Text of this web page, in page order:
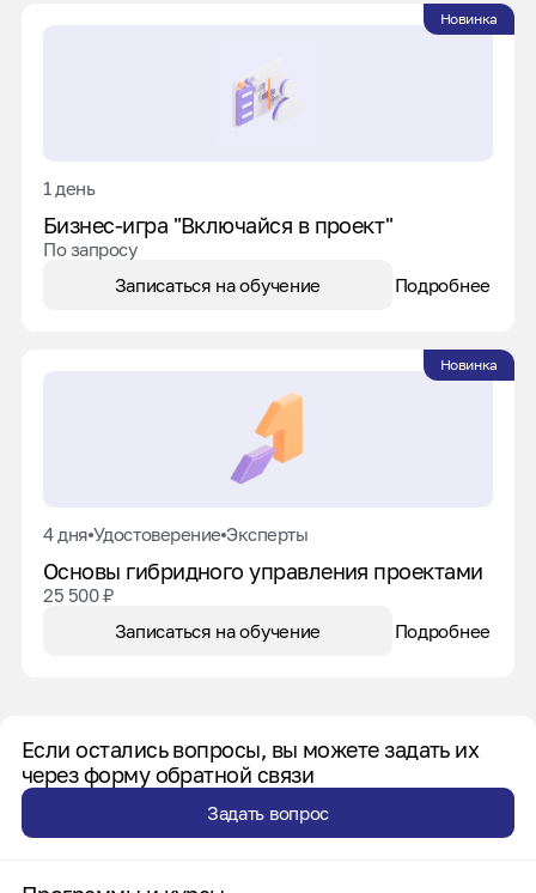
Новинка
1 день
Бизнес-игра "Включайся в проект"
По запросу
Записаться на обучение
Подробнее
Новинка
4 дня удостоверение Эксперты
Основы гибридного управления проектами
25 500 ₽
Записаться на обучение
Подробнее
Если остались вопросы, вы можете задать их
через форму обратной связи
Задать вопрос